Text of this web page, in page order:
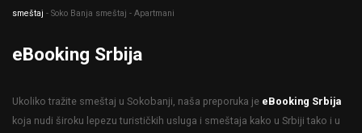
smeštaj - Soko Banja smeštaj - Apartmani
eBooking Srbija
Ukoliko tražite smeštaj u Sokobanji, naša preporuka je eBooking Srbija
koja nudi široku lepezu turističkih usluga i smeštaja kako u Srbiji tako i u